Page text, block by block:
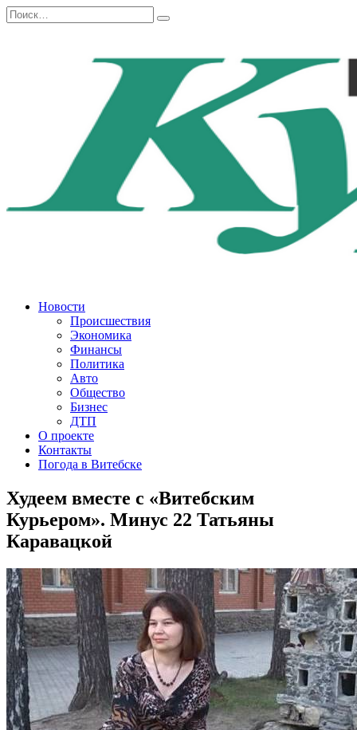
Перейти
к
Search
for:
Новости
Происшествия
Экономика
Финансы
Политика
Авто
Общество
Бизнес
ДТП
О проекте
Контакты
Погода в Витебске
Худеем вместе с «Витебским
Курьером». Минус 22 Татьяны
Каравацкой